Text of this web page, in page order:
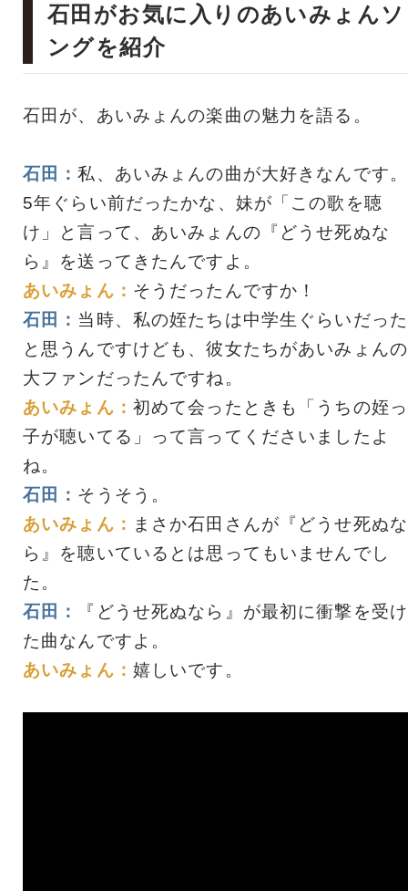
石田がお気に入りのあいみょんソ
ングを紹介
石田が、あいみょんの楽曲の魅力を語る。
石田：私、あいみょんの曲が大好きなんです。
5年ぐらい前だったかな、妹が「この歌を聴
け」と言って、あいみょんの『どうせ死ぬな
ら』を送ってきたんですよ。
あいみょん： そうだったんですか！
石田： 当時、私の姪たちは中学生ぐらいだった
と思うんですけども、彼女たちがあいみょんの
大ファンだったんですね。
あいみょん： 初めて会ったときも「うちの姪っ
子が聴いてる」って言ってくださいましたよ
ね。
石田： そうそう。
あいみょん： まさか石田さんが『どうせ死ぬな
ら』を聴いているとは思ってもいませんでし
た。
石田：
『どうせ死ぬなら』が最初に衝撃を受け
た曲なんですよ。
あいみょん： 嬉しいです。